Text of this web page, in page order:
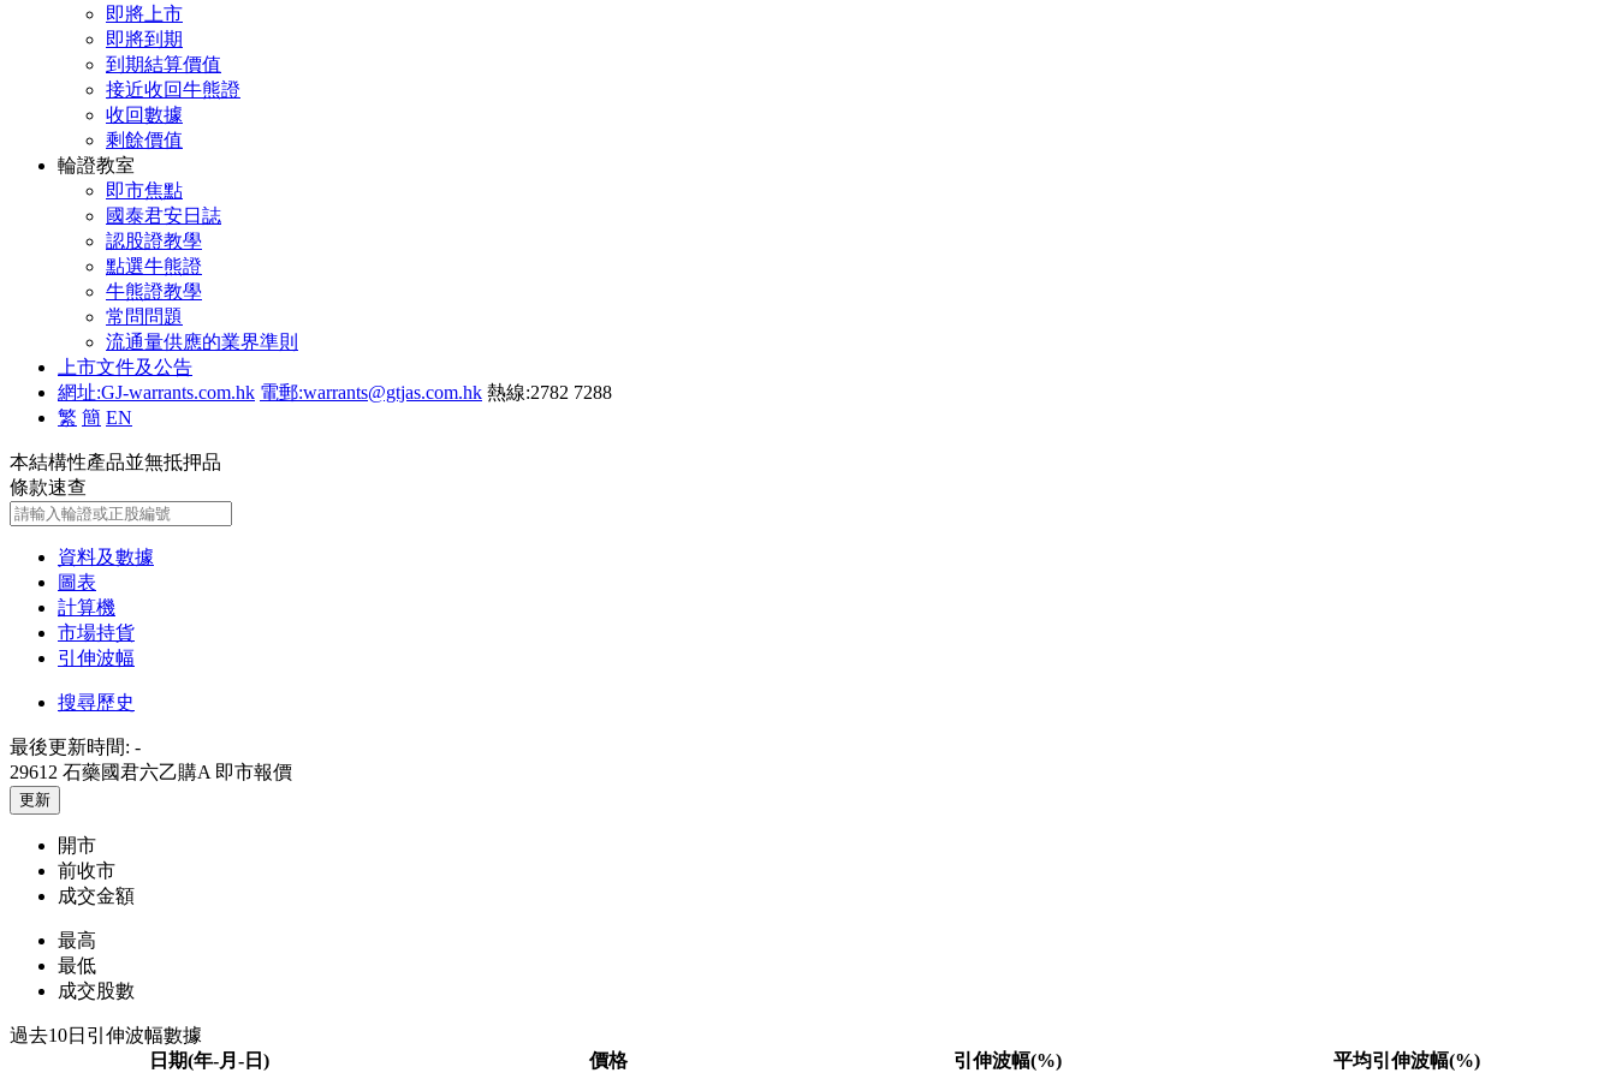
即將上市
即將到期
到期結算價值
接近收回牛熊證
收回數據
剩餘價值
輪證教室
即市焦點
國泰君安日誌
認股證教學
點選牛熊證
牛熊證教學
常問問題
流通量供應的業界準則
上市文件及公告
網址:GJ-warrants.com.hk 電郵:warrants@gtjas.com.hk 熱線:2782 7288
繁 簡 EN
本結構性產品並無抵押品
條款速查
資料及數據
圖表
計算機
市場持貨
引伸波幅
搜尋歷史
最後更新時間: -
29612 石藥國君六乙購A 即市報價
更新
開市
前收市
成交金額
最高
最低
成交股數
過去10日引伸波幅數據
日期(年-月-日)
價格 引伸波幅(%)
平均引伸波幅(%)